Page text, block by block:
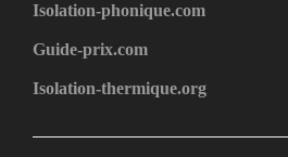
Isolation-phonique.com
Guide-prix.com
Isolation-thermique.org